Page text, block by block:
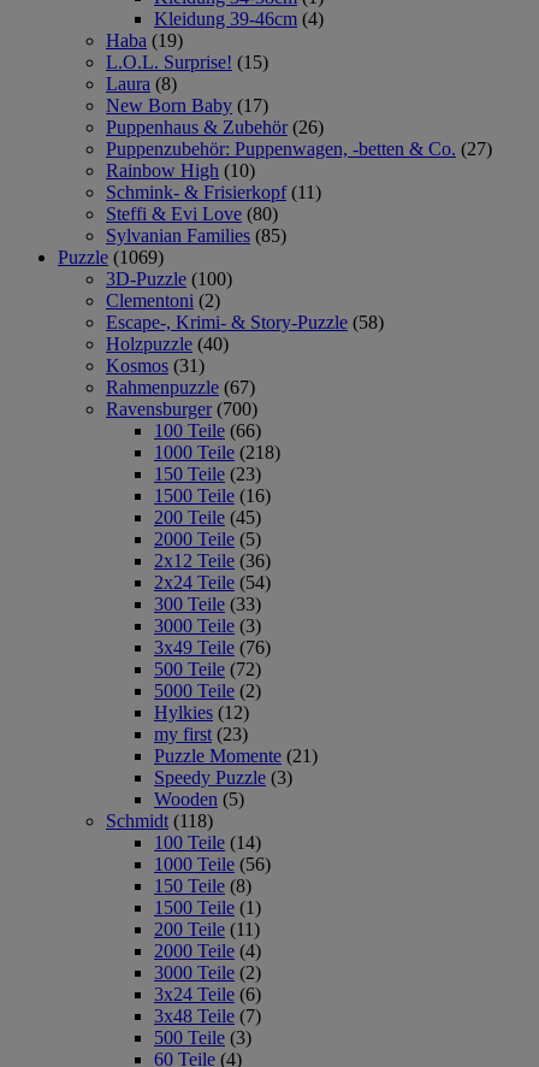
Kleidung 39-46cm (4)
Haba (19)
L.O.L. Surprise! (15)
Laura (8)
New Born Baby (17)
Puppenhaus & Zubehör (26)
Puppenzubehör: Puppenwagen, -betten & Co. (27)
Rainbow High (10)
Schmink- & Frisierkopf (11)
Steffi & Evi Love (80)
Sylvanian Families (85)
Puzzle (1069)
3D-Puzzle (100)
Clementoni (2)
Escape-, Krimi- & Story-Puzzle (58)
Holzpuzzle (40)
Kosmos (31)
Rahmenpuzzle (67)
Ravensburger (700)
100 Teile (66)
1000 Teile (218)
150 Teile (23)
1500 Teile (16)
200 Teile (45)
2000 Teile (5)
2x12 Teile (36)
2x24 Teile (54)
300 Teile (33)
3000 Teile (3)
3x49 Teile (76)
500 Teile (72)
5000 Teile (2)
Hylkies (12)
my first (23)
Puzzle Momente (21)
Speedy Puzzle (3)
Wooden (5)
Schmidt (118)
100 Teile (14)
1000 Teile (56)
150 Teile (8)
1500 Teile (1)
200 Teile (11)
2000 Teile (4)
3000 Teile (2)
3x24 Teile (6)
3x48 Teile (7)
500 Teile (3)
60 Teile (4)